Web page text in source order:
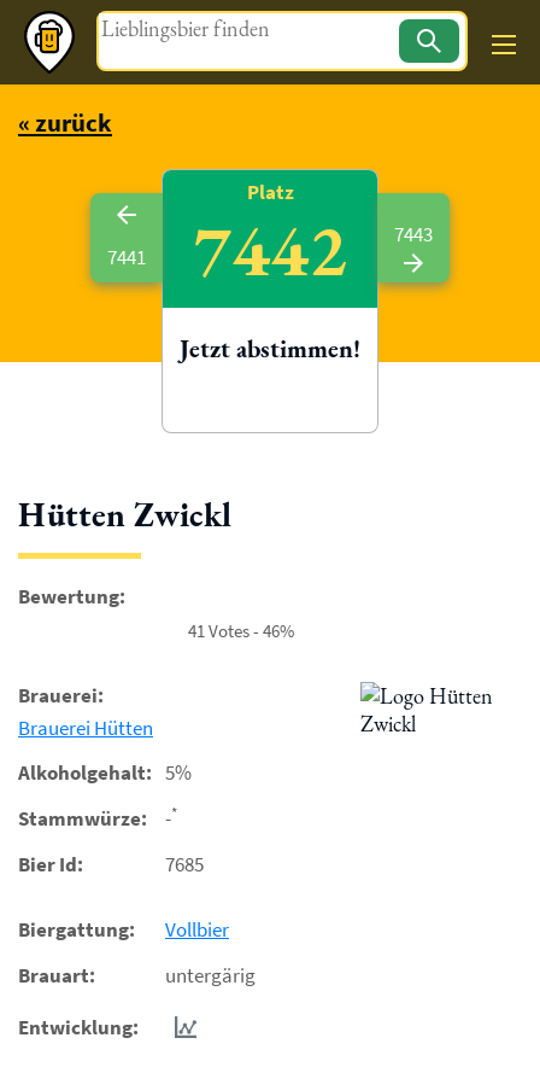
Magazin
« zurück
Hütten Zwickl
Bewertung:
41 Votes - 46%
Brauerei:
Brauerei Hütten
Alkoholgehalt: 5%
Stammwürze:
-*
Bier Id: 7685
Biergattung:
Vollbier
Brauart:
untergärig
Entwicklung:
7441
Platz
7442
Jetzt abstimmen!
7443